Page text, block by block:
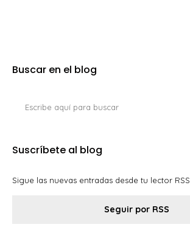
Buscar en el blog
Suscríbete al blog
Sigue las nuevas entradas desde tu lector RSS.
Seguir por RSS